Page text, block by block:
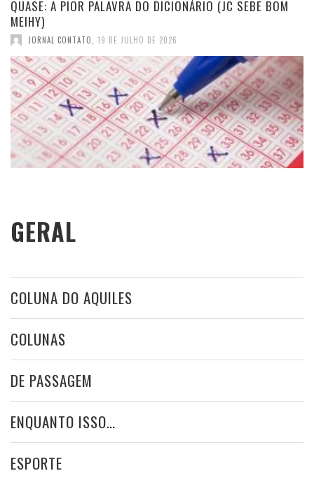
QUASE: A PIOR PALAVRA DO DICIONÁRIO (JC SEBE BOM
MEIHY)
JORNAL CONTATO, 19 DE JULHO DE 2026
GERAL
COLUNA DO AQUILES
COLUNAS
DE PASSAGEM
ENQUANTO ISSO…
ESPORTE